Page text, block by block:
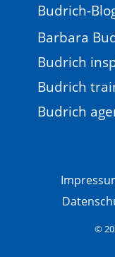
Budrich-
Barbara
Budrich
Budrich
Budrich
©